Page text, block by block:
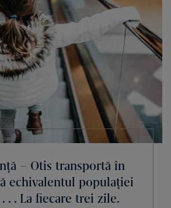
– Otis transportă în
echivalentul populaţiei
. . La fiecare trei zile.